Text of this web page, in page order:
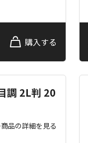
購入する
調 2L判 20
品の詳細を見る